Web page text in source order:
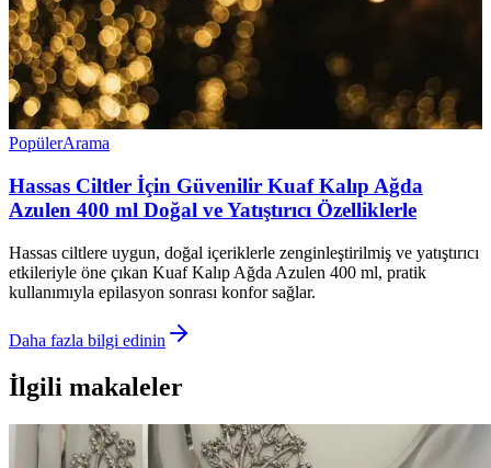
PopülerArama
Hassas Ciltler İçin Güvenilir Kuaf Kalıp Ağda
Azulen 400 ml Doğal ve Yatıştırıcı Özelliklerle
Hassas ciltlere uygun, doğal içeriklerle zenginleştirilmiş ve yatıştırıcı
etkileriyle öne çıkan Kuaf Kalıp Ağda Azulen 400 ml, pratik
kullanımıyla epilasyon sonrası konfor sağlar.
Daha fazla bilgi edinin
İlgili makaleler